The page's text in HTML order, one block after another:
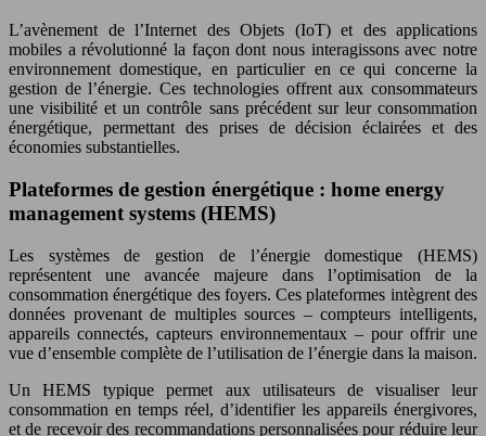
L’avènement de l’Internet des Objets (IoT) et des applications
mobiles a révolutionné la façon dont nous interagissons avec notre
environnement domestique, en particulier en ce qui concerne la
gestion de l’énergie. Ces technologies offrent aux consommateurs
une visibilité et un contrôle sans précédent sur leur consommation
énergétique, permettant des prises de décision éclairées et des
économies substantielles.
Plateformes de gestion énergétique : home energy
management systems (HEMS)
Les systèmes de gestion de l’énergie domestique (HEMS)
représentent une avancée majeure dans l’optimisation de la
consommation énergétique des foyers. Ces plateformes intègrent des
données provenant de multiples sources – compteurs intelligents,
appareils connectés, capteurs environnementaux – pour offrir une
vue d’ensemble complète de l’utilisation de l’énergie dans la maison.
Un HEMS typique permet aux utilisateurs de visualiser leur
consommation en temps réel, d’identifier les appareils énergivores,
et de recevoir des recommandations personnalisées pour réduire leur